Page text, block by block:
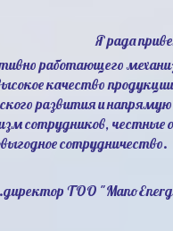
Я рада
работающего
качество
развития и
сотрудников,
сотрудничество.
ТОО